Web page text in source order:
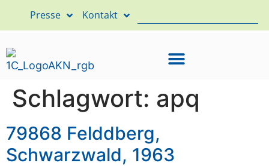
Presse Kontakt
Schlagwort: apq
79868 Felddberg,
Schwarzwald, 1963